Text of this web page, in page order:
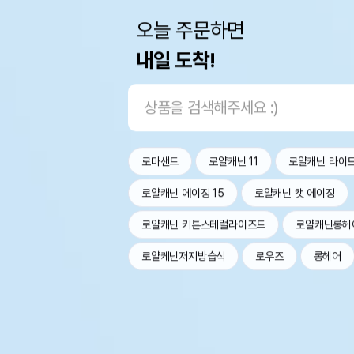
오늘 주문하면
내일 도착!
로마샌드 로얄캐닌 11 로얄캐닌 라이
로얄캐닌 에이징 15 로얄캐닌 캣 에이징
로얄캐닌 키튼스테럴라이즈드 로얄캐닌롱헤
로얄케닌저지방습식 로우즈 롱헤어